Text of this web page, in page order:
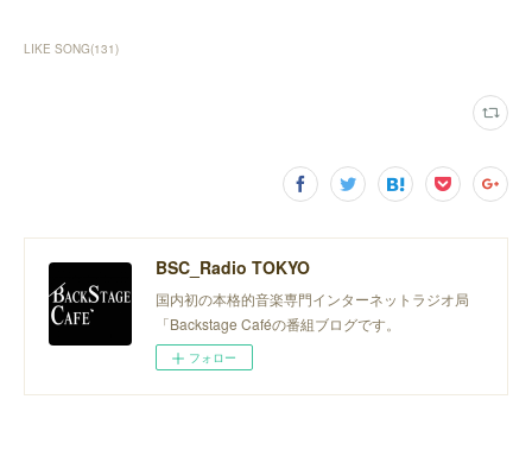
LIKE SONG(131)
BSC_Radio TOKYO
国内初の本格的音楽専門インターネットラジオ局
「Backstage Caféの番組ブログです。
フォロー